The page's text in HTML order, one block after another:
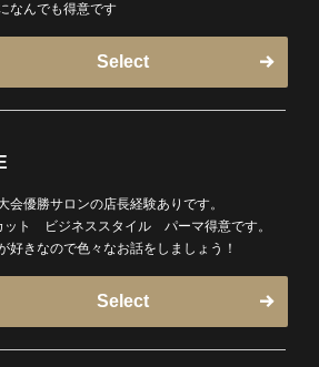
なんでも得意です
Select
会優勝サロンの店長経験ありです。
ット ビジネススタイル パーマ得意です。
好きなので色々なお話をしましょう！
Select